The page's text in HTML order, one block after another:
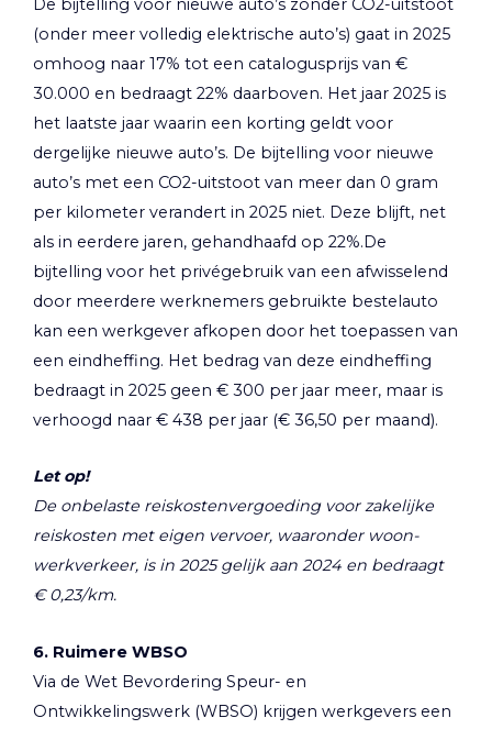
De bijtelling voor nieuwe auto’s zonder CO2-uitstoot
(onder meer volledig elektrische auto’s) gaat in 2025
omhoog naar 17% tot een catalogusprijs van €
30.000 en bedraagt 22% daarboven. Het jaar 2025 is
het laatste jaar waarin een korting geldt voor
dergelijke nieuwe auto’s. De bijtelling voor nieuwe
auto’s met een CO2-uitstoot van meer dan 0 gram
per kilometer verandert in 2025 niet. Deze blijft, net
als in eerdere jaren, gehandhaafd op 22%.De
bijtelling voor het privégebruik van een afwisselend
door meerdere werknemers gebruikte bestelauto
kan een werkgever afkopen door het toepassen van
een eindheffing. Het bedrag van deze eindheffing
bedraagt in 2025 geen € 300 per jaar meer, maar is
verhoogd naar € 438 per jaar (€ 36,50 per maand).
Let op!
De onbelaste reiskostenvergoeding voor zakelijke
reiskosten met eigen vervoer, waaronder woon-
werkverkeer, is in 2025 gelijk aan 2024 en bedraagt
€ 0,23/km.
6. Ruimere WBSO
Via de Wet Bevordering Speur- en
Ontwikkelingswerk (WBSO) krijgen werkgevers een